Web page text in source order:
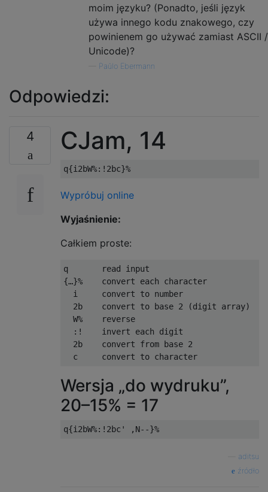
moim języku? (Ponadto, jeśli język
używa innego kodu znakowego, czy
powinienem go używać zamiast ASCII /
Unicode)?
Paŭlo Ebermann
Odpowiedzi:
4 CJam, 14
Wypróbuj online
Wyjaśnienie:
Całkiem proste:
q       read input
{…}%    convert each character
  i     convert to number
  2b    convert to base 2 (digit array)
  W%    reverse
  :!    invert each digit
  2b    convert from base 2
Wersja „do wydruku”,
20–15% = 17
aditsu
źródło